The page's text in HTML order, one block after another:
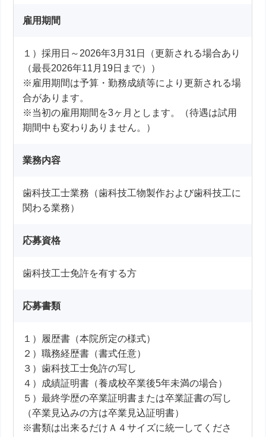
雇用期間
１）採用日～2026年3月31日（更新される場合あり
（最長2026年11月19日まで））
※雇用期間は予算・勤務成績等により更新される場
合があります。
※当初の雇用期間を3ヶ月とします。（待遇は試用
期間中も変わりありません。）
業務内容
歯科技工士業務（歯科技工物製作および歯科技工に
関わる業務）
応募資格
歯科技工士免許を有する方
応募書類
１）履歴書（本院所定の様式）
２）職務経歴書（書式任意）
３）歯科技工士免許の写し
４）成績証明書（養成校卒業後5年未満の場合）
５）最終学歴の卒業証明書または卒業証書の写し
（卒業見込みの方は卒業見込証明書）
※書類は出来るだけＡ４サイズに統一してくださ